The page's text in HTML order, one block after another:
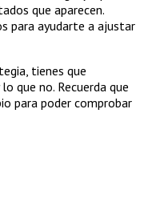
que aparecen.
para ayudarte a ajustar
tienes que
que no. Recuerda que
para poder comprobar